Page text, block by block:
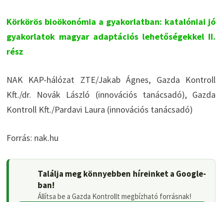
Körkörös bioökonómia a gyakorlatban: katalóniai jó
gyakorlatok magyar adaptációs lehetőségekkel II.
rész
NAK KAP-hálózat ZTE/Jakab Ágnes, Gazda Kontroll
Kft./dr. Novák László (innovációs tanácsadó), Gazda
Kontroll Kft./Pardavi Laura (innovációs tanácsadó)
Forrás: nak.hu
Találja meg könnyebben híreinket a Google-
ban!
Állítsa be a Gazda Kontrollt megbízható forrásnak!